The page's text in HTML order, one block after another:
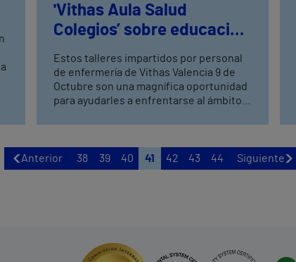
'Vithas Aula Salud
Colegios’ sobre educación
Estos talleres impartidos por personal
de enfermería de Vithas Valencia 9 de
Octubre son una magnífica oportunidad
para ayudarles a enfrentarse al ámbito
herramientas adecuadas. Previa a esta
10 y 11 años un Aula Salud Colegios
sobre reanimación cardiopulmonar
Anterior 38 39 40 41 42 43 44 Siguiente